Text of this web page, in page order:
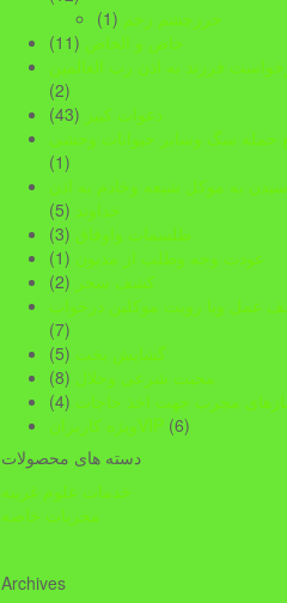
حرزچشم زخم (1)
خاص و الخاص (11)
فرزند به اذن رب العالمین
(2)
دعوات کبیر (43)
خمله سگ وسابر حیوانات وحشی
(1)
به موکل شیعه وخادم به اذن
خداوند (5)
طلسمات واوفاق (3)
عودت وجه وطلب از مدیون (1)
کشف سحر (2)
عمل ویا رویت موکلین درخواب
(7)
گشایش بخت (5)
محبت شرعی وحلال (8)
مجرب جهت اخذ حاجات (4)
ویژه کاربرانVIP(6)
دسته های محصولات
خدمات علوم غریبه
مجربات خاصه
Archives